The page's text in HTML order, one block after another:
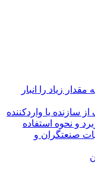
زیاد را انبار
سازنده یا واردکننده
و نحوه استفاده
صنعتگران و